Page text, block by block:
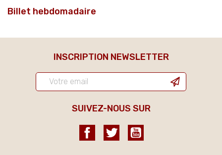
Billet hebdomadaire
INSCRIPTION NEWSLETTER
SUIVEZ-NOUS SUR
FacebookTwitter